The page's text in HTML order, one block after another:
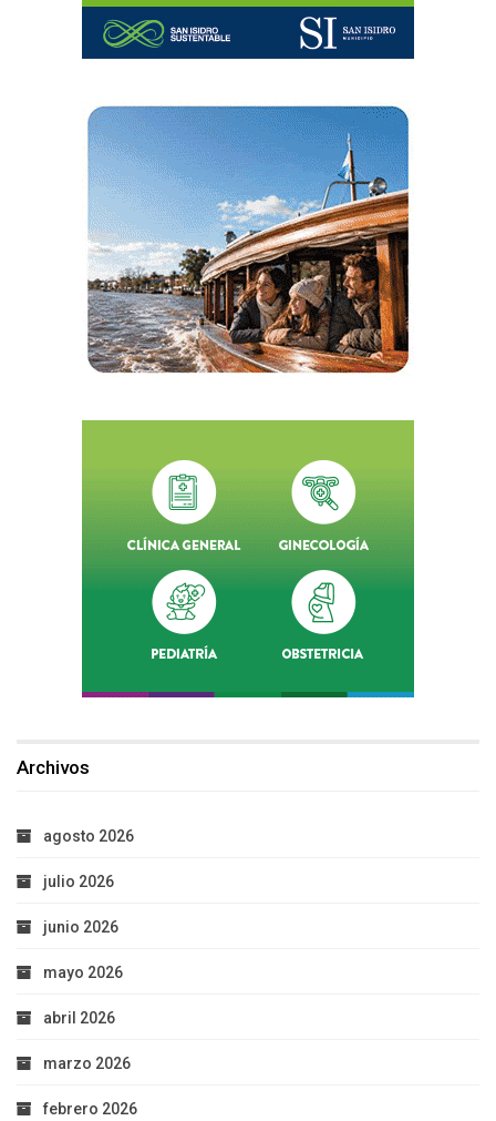
Archivos
agosto 2026
julio 2026
junio 2026
mayo 2026
abril 2026
marzo 2026
febrero 2026